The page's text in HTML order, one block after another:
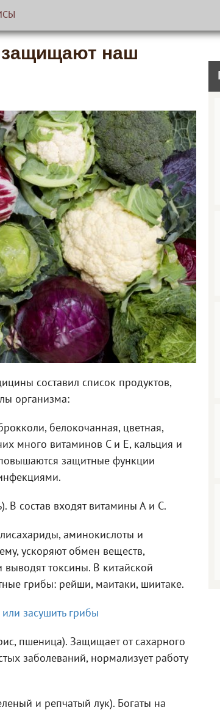
защищают наш
составил список продуктов,
организма:
белокочанная, цветная,
много витаминов С и Е, кальция и
защитные функции
В состав входят витамины А и С.
аминокислоты и
ускоряют обмен веществ,
токсины. В китайской
грибы: рейши, маитаки, шиитаке.
засушить грибы
пшеница). Защищает от сахарного
заболеваний, нормализует работу
и репчатый лук). Богаты на